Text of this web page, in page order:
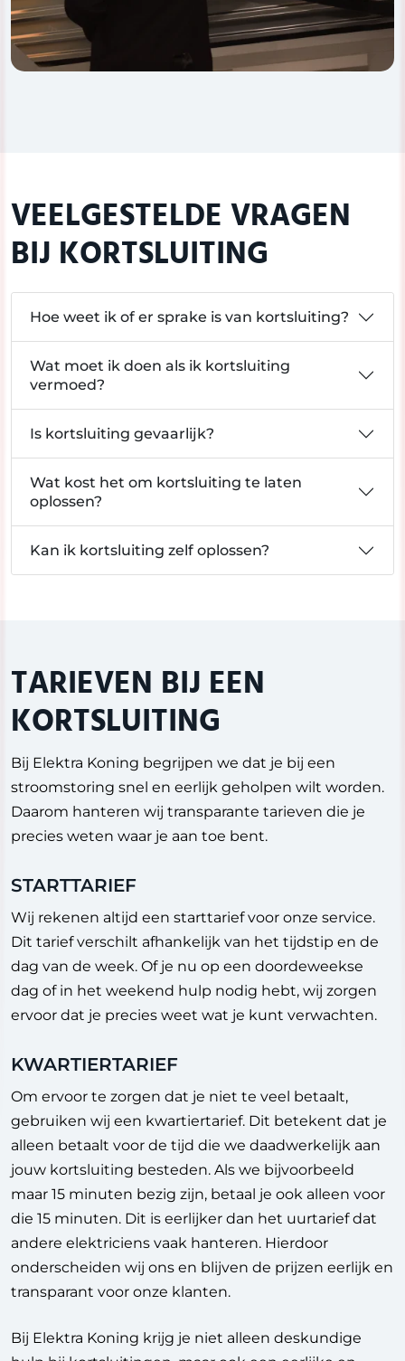
VEELGESTELDE VRAGEN
BIJ KORTSLUITING
Hoe weet ik of er sprake is van kortsluiting?
Wat moet ik doen als ik kortsluiting
vermoed?
Is kortsluiting gevaarlijk?
Wat kost het om kortsluiting te laten
oplossen?
Kan ik kortsluiting zelf oplossen?
TARIEVEN BIJ EEN
KORTSLUITING
Bij Elektra Koning begrijpen we dat je bij een
stroomstoring snel en eerlijk geholpen wilt worden.
Daarom hanteren wij transparante tarieven die je
precies weten waar je aan toe bent.
STARTTARIEF
Wij rekenen altijd een starttarief voor onze service.
Dit tarief verschilt afhankelijk van het tijdstip en de
dag van de week. Of je nu op een doordeweekse
dag of in het weekend hulp nodig hebt, wij zorgen
ervoor dat je precies weet wat je kunt verwachten.
KWARTIERTARIEF
Om ervoor te zorgen dat je niet te veel betaalt,
gebruiken wij een kwartiertarief. Dit betekent dat je
alleen betaalt voor de tijd die we daadwerkelijk aan
jouw kortsluiting besteden. Als we bijvoorbeeld
maar 15 minuten bezig zijn, betaal je ook alleen voor
die 15 minuten. Dit is eerlijker dan het uurtarief dat
andere elektriciens vaak hanteren. Hierdoor
onderscheiden wij ons en blijven de prijzen eerlijk en
transparant voor onze klanten.
Bij Elektra Koning krijg je niet alleen deskundige